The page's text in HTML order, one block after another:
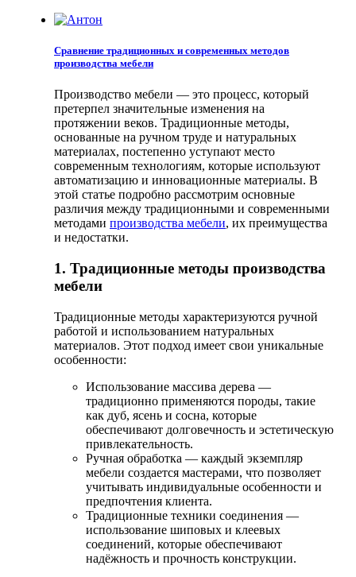
Сравнение традиционных и современных методов
производства мебели
Производство мебели — это процесс, который
претерпел значительные изменения на
протяжении веков. Традиционные методы,
основанные на ручном труде и натуральных
материалах, постепенно уступают место
современным технологиям, которые используют
автоматизацию и инновационные материалы. В
этой статье подробно рассмотрим основные
различия между традиционными и современными
методами производства мебели, их преимущества
и недостатки.
1. Традиционные методы производства
мебели
Традиционные методы характеризуются ручной
работой и использованием натуральных
материалов. Этот подход имеет свои уникальные
особенности:
Использование массива дерева —
традиционно применяются породы, такие
как дуб, ясень и сосна, которые
обеспечивают долговечность и эстетическую
привлекательность.
Ручная обработка — каждый экземпляр
мебели создается мастерами, что позволяет
учитывать индивидуальные особенности и
предпочтения клиента.
Традиционные техники соединения —
использование шиповых и клеевых
соединений, которые обеспечивают
надёжность и прочность конструкции.